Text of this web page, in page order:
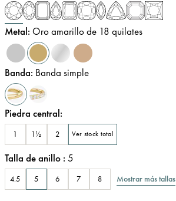
Metal: Oro amarillo de 18 quilates
Banda: Banda simple
Piedra central:
1 1½ 2 Ver stock total
Talla de anillo : 5
4.5 5 6 7 8 Mostrar más tallas